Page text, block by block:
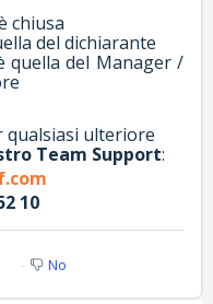
chiusa
del dichiarante
quella del Manager /
qualsiasi ulteriore
Team Support:
10
No